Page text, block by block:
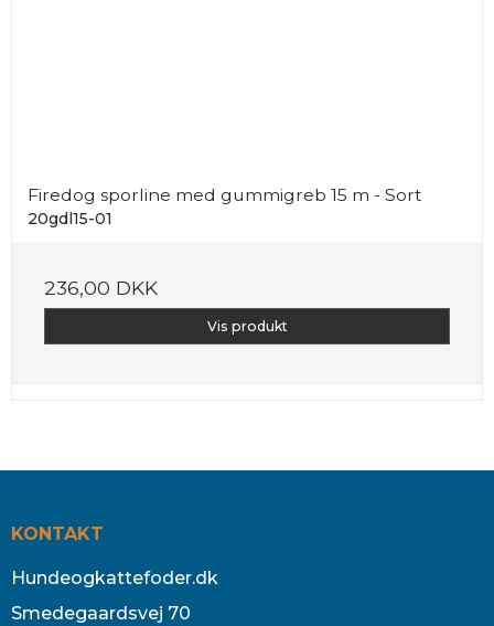
Firedog sporline med gummigreb 15 m - Sort
20gdl15-01
236,00 DKK
Vis produkt
KONTAKT
Hundeogkattefoder.dk
Smedegaardsvej 70